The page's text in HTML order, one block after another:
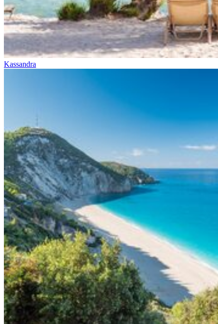
Kassandra